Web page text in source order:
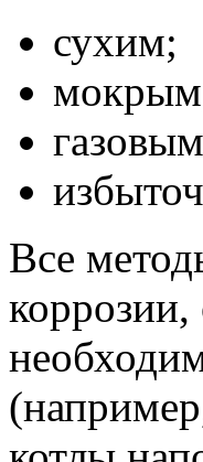
сухим;
Все